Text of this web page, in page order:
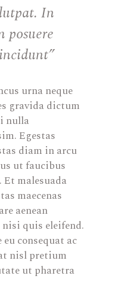
In
posuere
urna neque
gravida dictum
nulla
Egestas
diam in arcu
ut faucibus
malesuada
maecenas
aenean
quis eleifend.
consequat ac
nisl pretium
ut pharetra